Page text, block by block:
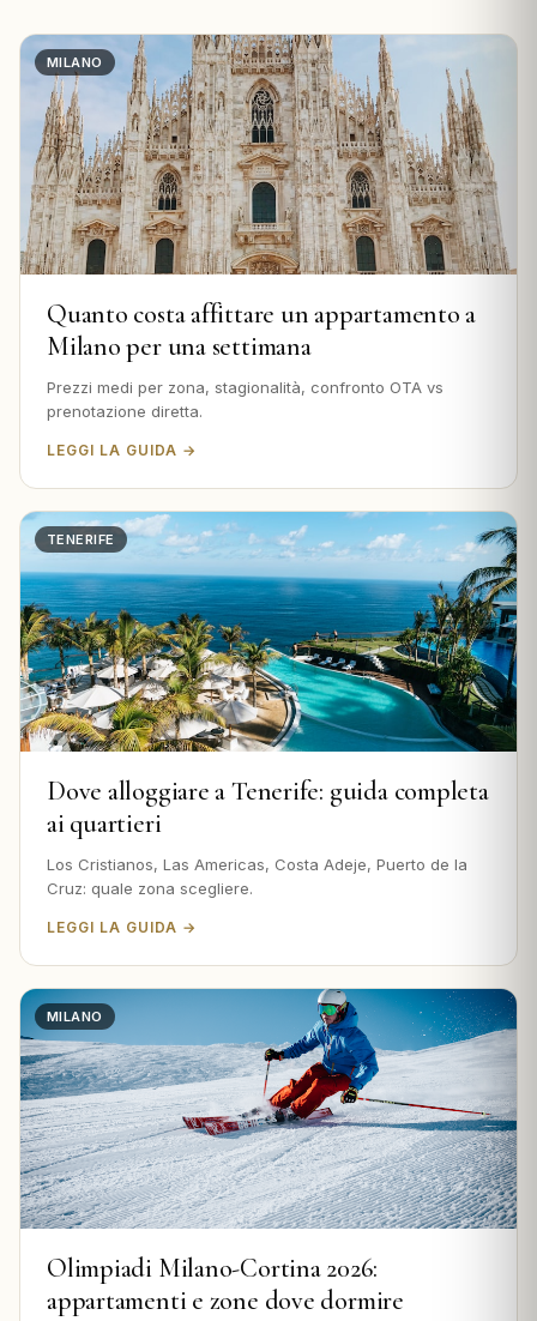
MILANO
Quanto costa affittare un appartamento a
Milano per una settimana
Prezzi medi per zona, stagionalità, confronto OTA vs
prenotazione diretta.
LEGGI LA GUIDA →
TENERIFE
Dove alloggiare a Tenerife: guida completa
ai quartieri
Los Cristianos, Las Americas, Costa Adeje, Puerto de la
Cruz: quale zona scegliere.
LEGGI LA GUIDA →
MILANO
Olimpiadi Milano-Cortina 2026:
appartamenti e zone dove dormire